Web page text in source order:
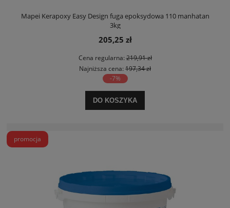
Mapei Kerapoxy Easy Design fuga epoksydowa 110 manhatan
3kg
205,25 zł
Cena regularna:219,91 zł
Najniższa cena: 197,34 zł
-7%
DO KOSZYKA
promocja